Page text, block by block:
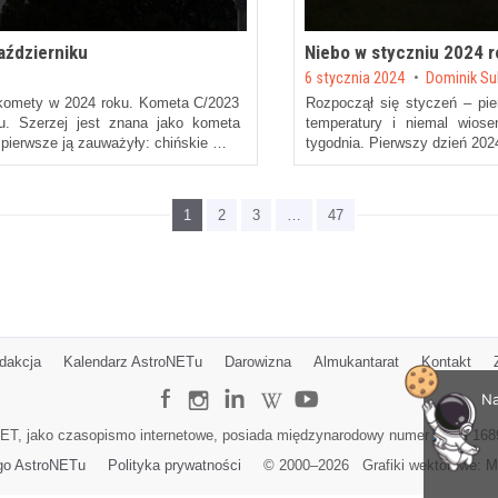
w 2024 roku. Kometa C/2023
Szerzej jest znana jako kometa
ją zauważyły: chińskie …
Niebo w styczniu 2024
Posted on
6 stycznia 2024 by Dominik
Rozpoczął się styczeń –
temperatury i niemal
tygodnia. Pierwszy dzień
1 2 3 … 47
Kalendarz AstroNETu Darowizna Almukantarat Kontakt
jako czasopismo internetowe, posiada międzynarodowy numer ISSN
AstroNETu
Polityka prywatności © 2000–2026 Grafiki wektorowe: